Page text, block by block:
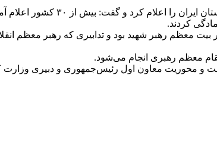
دبیر ستاد ملی آیین تشییع و وداع با رهبر
بیت معظم رهبر شهید بود و تدابیری که رهبر معظم
معظم رهبری انجام می‌شود.